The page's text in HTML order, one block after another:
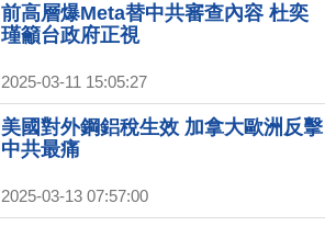
前高層爆Meta替中共審查內容 杜奕
瑾籲台政府正視
2025-03-11 15:05:27
美國對外鋼鋁稅生效 加拿大歐洲反擊
中共最痛
2025-03-13 07:57:00